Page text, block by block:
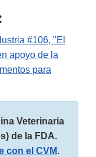
#106, "El
apoyo de la
para
Veterinaria
de la FDA.
con el CVM.